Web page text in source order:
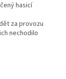
hasicí
za provozu
nechodilo